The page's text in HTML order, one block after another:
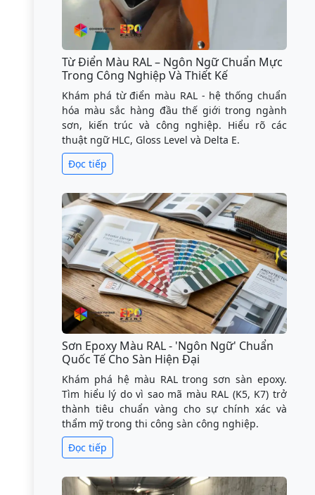
Từ Điển Màu RAL – Ngôn Ngữ Chuẩn Mực
Trong Công Nghiệp Và Thiết Kế
Khám phá từ điển màu RAL - hệ thống chuẩn
hóa màu sắc hàng đầu thế giới trong ngành
sơn, kiến trúc và công nghiệp. Hiểu rõ các
thuật ngữ HLC, Gloss Level và Delta E.
Đọc tiếp
Sơn Epoxy Màu RAL - 'Ngôn Ngữ' Chuẩn
Quốc Tế Cho Sàn Hiện Đại
Khám phá hệ màu RAL trong sơn sàn epoxy.
Tìm hiểu lý do vì sao mã màu RAL (K5, K7) trở
thành tiêu chuẩn vàng cho sự chính xác và
thẩm mỹ trong thi công sàn công nghiệp.
Đọc tiếp